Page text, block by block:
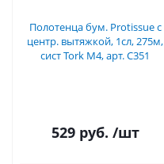
Полотенца бум. Protissue с
центр. вытяжкой, 1сл, 275м,
сист Tork M4, арт. С351
529руб. /шт